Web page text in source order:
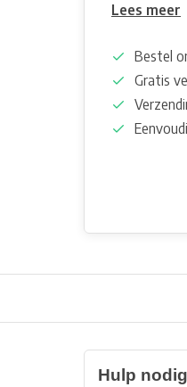
Lees meer
Bestel
Gratis
Hulp